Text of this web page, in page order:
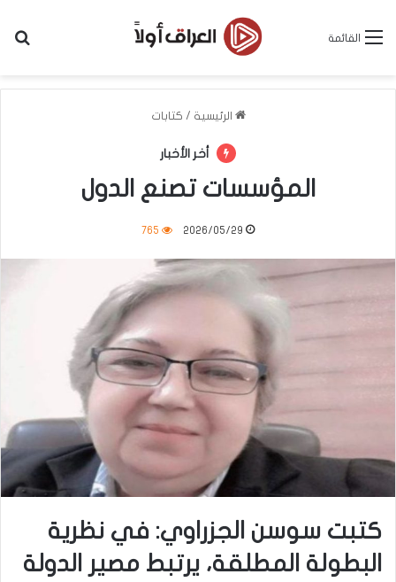
القائمة
الرئيسية / كتابات
أخر الأخبار
المؤسسات تصنع الدول
2026/05/29
765
كتبت سوسن الجزراوي: في نظرية
البطولة المطلقة، يرتبط مصير الدولة